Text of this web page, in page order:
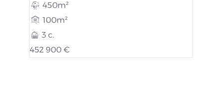
450m²
100m²
3 c.
452 900 €